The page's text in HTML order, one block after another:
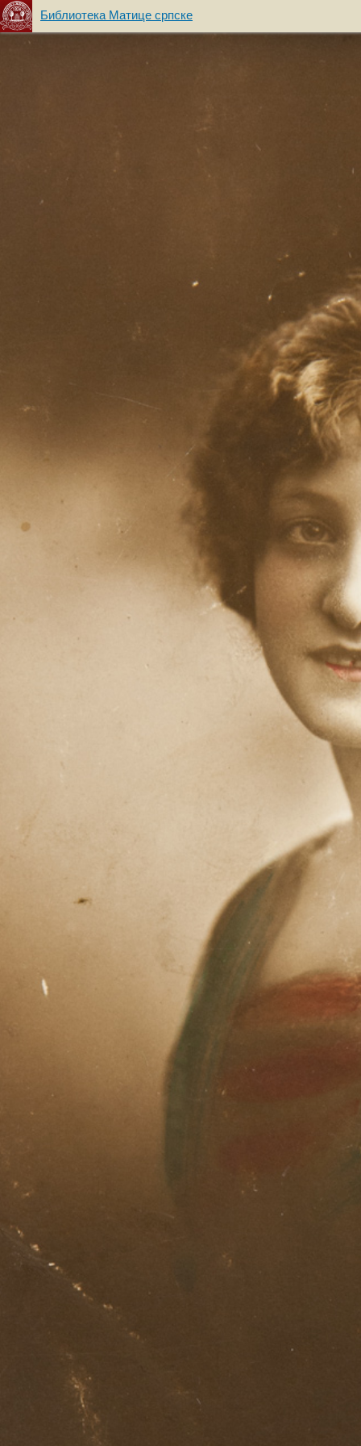
Библиотека Матице српске